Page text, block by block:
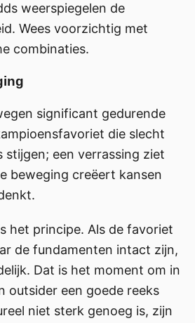
weerspiegelen de
Wees voorzichtig met
combinaties.
significant gedurende
die slecht
een verrassing ziet
beweging creëert kansen
het principe. Als de favoriet
de fundamenten intact zijn,
Dat is het moment om in
outsider een goede reeks
niet sterk genoeg is, zijn